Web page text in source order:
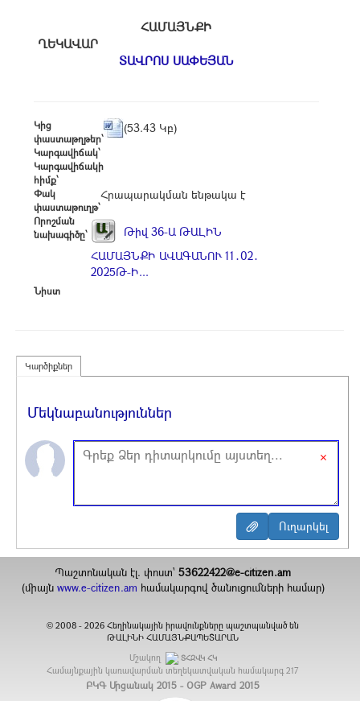
ՀԱՄԱՅՆՔԻ
ՂԵԿԱՎԱՐ
ՏԱՎՐՈՍ ՍԱՓԵՅԱՆ
Կից
փաստաթղթեր՝
(53.43 Կբ)
Կարգավիճակ՝
Կարգավիճակի
հիմք՝
Փակ
փաստաթուղթ՝
Հրապարակման ենթակա է
Որոշման
նախագիծը՝
Թիվ 36-Ա ԹԱԼԻՆ
ՀԱՄԱՅՆՔԻ ԱՎԱԳԱՆՈՒ 11․02․
2025Թ-Ի...
Նիստ
Կարծիքներ
Մեկնաբանություններ
×
Պաշտոնական էլ. փոստ`53622422@e-citizen.am
(միայն www.e-citizen.am համակարգով ծանուցումների համար)
© 2008 -2026 Հեղինակային իրավունքները պաշտպանված են
ԹԱԼԻՆԻ ՀԱՄԱՅՆՔԱՊԵՏԱՐԱՆ
Մշակող
ՏՀԶՎԿ ՀԿ
Համայնքային կառավարման տեղեկատվական համակարգ 217
ԲԿԳ Մրցանակ 2015 - OGP Award 2015